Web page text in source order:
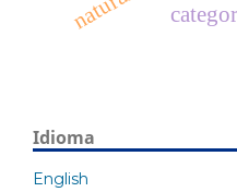
Idioma
English